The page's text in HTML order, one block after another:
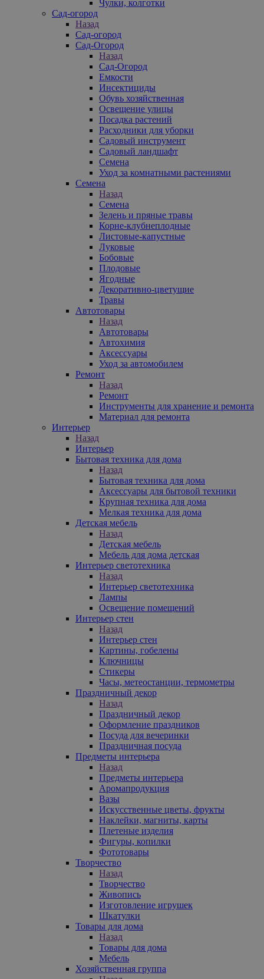
Чулки, колготки
Сад-огород
Назад
Сад-огород
Сад-Огород
Назад
Сад-Огород
Емкости
Инсектициды
Обувь хозяйственная
Освещение улицы
Посадка растений
Расходники для уборки
Садовый инструмент
Садовый ландшафт
Семена
Уход за комнатными растениями
Семена
Назад
Семена
Зелень и пряные травы
Корне-клубнеплодные
Листовые-капустные
Луковые
Бобовые
Плодовые
Ягодные
Декоративно-цветущие
Травы
Автотовары
Назад
Автотовары
Автохимия
Аксессуары
Уход за автомобилем
Ремонт
Назад
Ремонт
Инструменты для хранение и ремонта
Материал для ремонта
Интерьер
Назад
Интерьер
Бытовая техника для дома
Назад
Бытовая техника для дома
Аксессуары для бытовой техники
Крупная техника для дома
Мелкая техника для дома
Детская мебель
Назад
Детская мебель
Мебель для дома детская
Интерьер светотехника
Назад
Интерьер светотехника
Лампы
Освещение помещений
Интерьер стен
Назад
Интерьер стен
Картины, гобелены
Ключницы
Стикеры
Часы, метеостанции, термометры
Праздничный декор
Назад
Праздничный декор
Оформление праздников
Посуда для вечеринки
Праздничная посуда
Предметы интерьера
Назад
Предметы интерьера
Аромапродукция
Вазы
Искусственные цветы, фрукты
Наклейки, магниты, карты
Плетеные изделия
Фигуры, копилки
Фототовары
Творчество
Назад
Творчество
Живопись
Изготовление игрушек
Шкатулки
Товары для дома
Назад
Товары для дома
Мебель
Хозяйственная группа